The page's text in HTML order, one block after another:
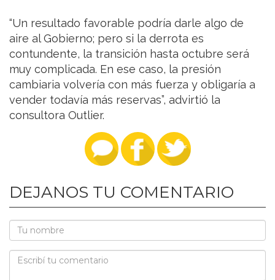
“Un resultado favorable podría darle algo de
aire al Gobierno; pero si la derrota es
contundente, la transición hasta octubre será
muy complicada. En ese caso, la presión
cambiaria volvería con más fuerza y obligaría a
vender todavía más reservas”, advirtió la
consultora Outlier.
DEJANOS TU COMENTARIO